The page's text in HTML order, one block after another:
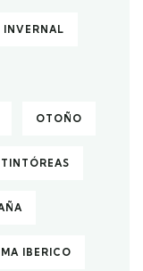
INVERNAL
OTOÑO
IBERICO